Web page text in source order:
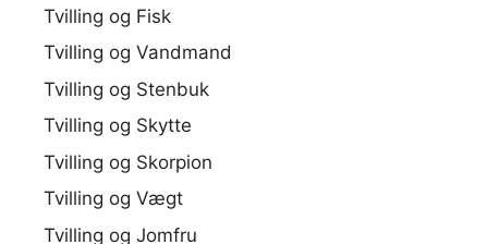
Tvilling og Fisk
Tvilling og Vandmand
Tvilling og Stenbuk
Tvilling og Skytte
Tvilling og Skorpion
Tvilling og Vægt
Tvilling og Jomfru